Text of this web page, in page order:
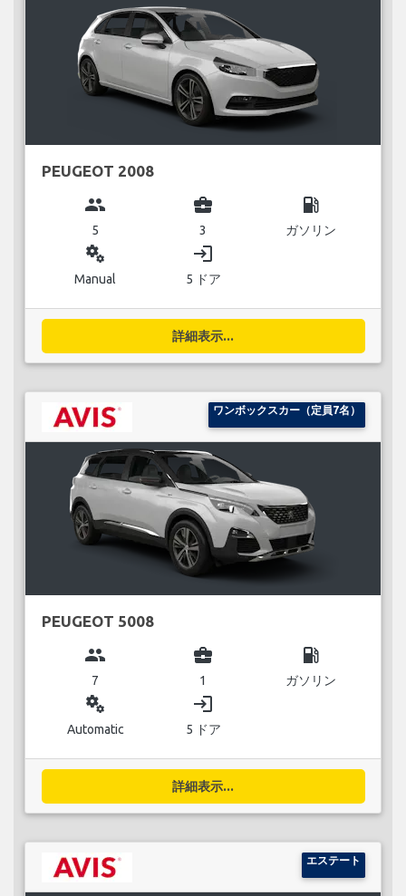
PEUGEOT 2008
group
5
business_center
3
local_gas_station
ガソリン
miscellaneous_services
Manual
login
5 ドア
詳細表示...
ワンボックスカー（定員7名）
PEUGEOT 5008
group
7
business_center
1
local_gas_station
ガソリン
miscellaneous_services
Automatic
login
5 ドア
詳細表示...
エステート